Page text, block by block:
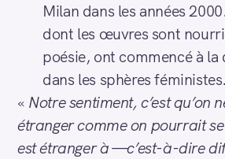
Milan dans les années
dont les œuvres sont
poésie, ont commencé à la
dans les sphères féministes.
« Notre sentiment, c’est qu’on
étranger comme on pourrait
est étranger à —c’est-à-dire